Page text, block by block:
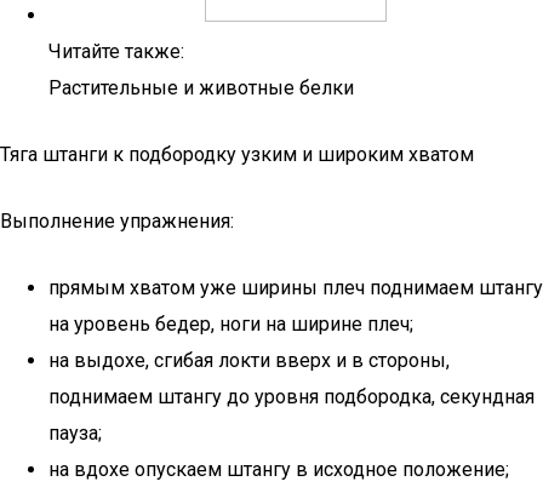
Читайте также:
Растительные и животные белки
Тяга штанги к подбородку узким и широким хватом
Выполнение упражнения:
прямым хватом уже ширины плеч поднимаем штангу
на уровень бедер, ноги на ширине плеч;
на выдохе, сгибая локти вверх и в стороны,
поднимаем штангу до уровня подбородка, секундная
пауза;
на вдохе опускаем штангу в исходное положение;